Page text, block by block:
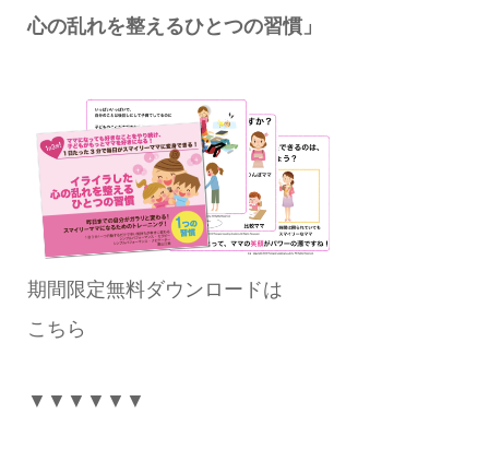
心の乱れを整えるひとつの習慣」
期間限定無料ダウンロードは
こちら
▼▼▼▼▼▼